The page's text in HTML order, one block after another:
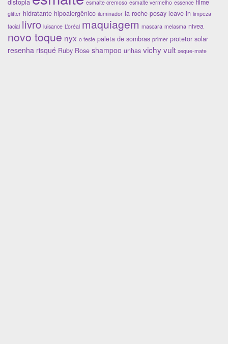
distopia esmalte cremoso esmalte vermelho essence filme
glitter hidratante hipoalergênico iluminador la roche-posay leave-in limpeza
facial livro luisance L’oréal maquiagem mascara melasma nivea
novo toque nyx o teste paleta de sombras primer protetor solar
resenha risqué Ruby Rose shampoo unhas vichyvult xeque-mate